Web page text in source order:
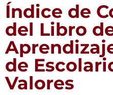
Índice de
del Libro
de
Valores